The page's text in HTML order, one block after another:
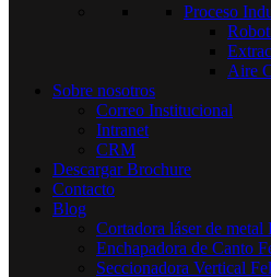
Proceso
Aire
Sobre nosotros
Correo Institucional
Intranet
CRM
Descargar Brochure
Contacto
Blog
Cortadora láser de
Enchapadora de Canto
Seccionadora Vertical